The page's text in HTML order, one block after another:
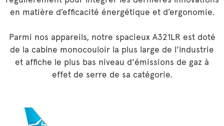
en matière d’efficacité énergétique et d’ergonomie.
Parmi nos appareils, notre spacieux A321LR est doté
de la cabine monocouloir la plus large de l'industrie
et affiche le plus bas niveau d'émissions de gaz à
effet de serre de sa catégorie.